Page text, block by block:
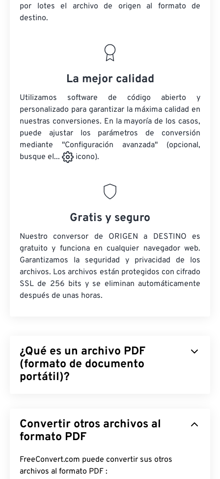
por lotes el archivo de origen al formato de
destino.
La mejor calidad
Utilizamos software de código abierto y
personalizado para garantizar la máxima calidad en
nuestras conversiones. En la mayoría de los casos,
puede ajustar los parámetros de conversión
mediante "Configuración avanzada" (opcional,
busque el...
icono).
Gratis y seguro
Nuestro conversor de ORIGEN a DESTINO es
gratuito y funciona en cualquier navegador web.
Garantizamos la seguridad y privacidad de los
archivos. Los archivos están protegidos con cifrado
SSL de 256 bits y se eliminan automáticamente
después de unas horas.
¿Qué es un archivo PDF
(formato de documento
portátil)?
características tanto de documentos de texto
como de imágenes gráficas, lo que lo convierte en
actualidad. La razón de su popularidad radica en
que conserva el formato original del documento.
Convertir otros archivos al
formato PDF
FreeConvert.com puede convertir sus otros
archivos al formato PDF :